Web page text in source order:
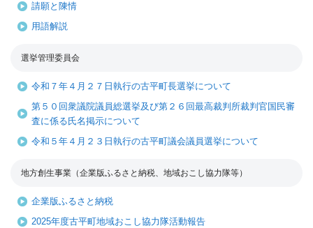
請願と陳情
用語解説
選挙管理委員会
令和７年４月２７日執行の古平町長選挙について
第５０回衆議院議員総選挙及び第２６回最高裁判所裁判官国民審
査に係る氏名掲示について
令和５年４月２３日執行の古平町議会議員選挙について
地方創生事業（企業版ふるさと納税、地域おこし協力隊等）
企業版ふるさと納税
2025年度古平町地域おこし協力隊活動報告